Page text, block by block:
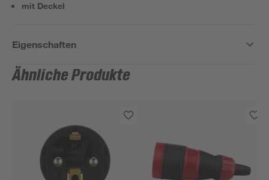
mit Deckel
Eigenschaften
Ähnliche Produkte